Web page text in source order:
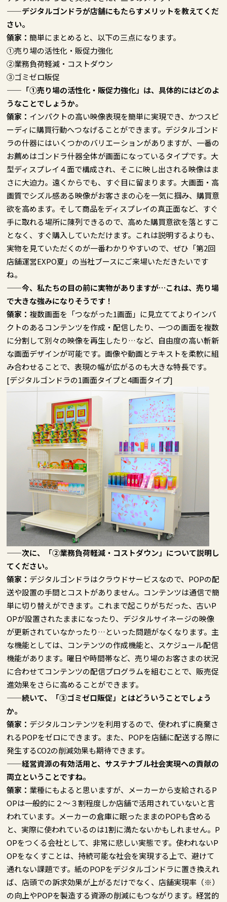
——デジタルゴンドラが店舗にもたらすメリットを教えてくだ
さい。
領家：簡単にまとめると、以下の三点になります。
①売り場の活性化・販促力強化
②業務負荷軽減・コストダウン
③ゴミゼロ販促
——「①売り場の活性化・販促力強化」は、具体的にはどのよ
うなことでしょうか。
領家： インパクトの高い映像表現を簡単に実現でき、かつスピ
ーディに購買行動へつなげることができます。デジタルゴンド
ラの什器にはいくつかのバリエーションがありますが、一番の
お薦めはゴンドラ什器全体が画面になっているタイプです。大
型ディスプレイ４面で構成され、そこに映し出される映像はま
さに大迫力。遠くからでも、すぐ目に留まります。大画面・高
画質でシズル感ある映像がお客さまの心を一気に掴み、購買意
欲を高めます。そして商品をディスプレイの真正面など、すぐ
手に取れる場所に陳列できるので、高めた購買意欲を落とすこ
となく、すぐ購入していただけます。これは説明するよりも、
実物を見ていただくのが一番わかりやすいので、ぜひ「第2回
店舗運営EXPO夏」の当社ブースにご来場いただきたいです
ね。
——今、私たちの目の前に実物がありますが…これは、売り場
で大きな強みになりそうです！
領家： 複数画面を「つながった1画面」に見立ててよりインパ
クトのあるコンテンツを作成・配信したり、一つの画面を複数
に分割して別々の映像を再生したり…など、自由度の高い斬新
な画面デザインが可能です。画像や動画とテキストを柔軟に組
み合わせることで、表現の幅が広がるのも大きな特長です。
[デジタルゴンドラの1画面タイプと4画面タイプ]
——次に、「②業務負荷軽減・コストダウン」について説明し
てください。
領家： デジタルゴンドラはクラウドサービスなので、POPの配
送や設置の手間とコストがありません。コンテンツは通信で簡
単に切り替えができます。これまで起こりがちだった、古いP
OPが設置されたままになったり、デジタルサイネージの映像
が更新されていなかったり…といった問題がなくなります。主
な機能としては、コンテンツの作成機能と、スケジュール配信
機能があります。曜日や時間帯など、売り場のお客さまの状況
に合わせてコンテンツの配信プログラムを組むことで、販売促
進効果をさらに高めることができます。
——続いて、「③ゴミゼロ販促」とはどういうことでしょう
か。
領家： デジタルコンテンツを利用するので、使われずに廃棄さ
れるPOPをゼロにできます。また、POPを店舗に配送する際に
発生するCO2の削減効果も期待できます。
——経営資源の有効活用と、サステナブル社会実現への貢献の
両立ということですね。
領家： 業種にもよると思いますが、メーカーから支給されるP
OPは一般的に２～３割程度しか店舗で活用されていないと言
われています。メーカーの倉庫に眠ったままのPOPも含める
と、実際に使われているのは1割に満たないかもしれません。P
OPをつくる会社として、非常に悲しい実態です。使われないP
OPをなくすことは、持続可能な社会を実現する上で、避けて
通れない課題です。紙のPOPをデジタルゴンドラに置き換えれ
ば、店頭での訴求効果が上がるだけでなく、店舗実現率（※）
の向上やPOPを製造する資源の削減にもつながります。経営的